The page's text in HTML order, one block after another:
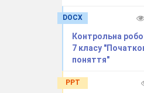
DOCX
Контрольна
7 класу
поняття"
PPT